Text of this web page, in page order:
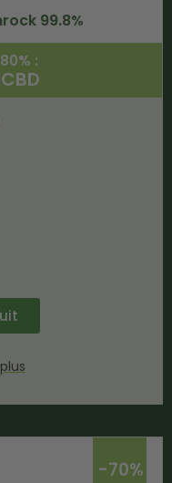
99.8%
:
-70%